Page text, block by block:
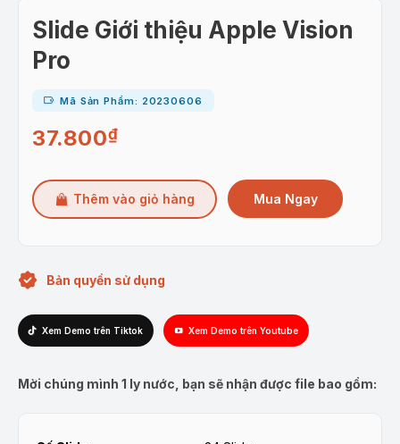
Slide Giới thiệu Apple Vision
Pro
Mã Sản Phẩm: 20230606
37.800₫
Thêm vào giỏ hàng Mua Ngay
Bản quyền sử dụng
Xem Demo trên Tiktok Xem Demo trên Youtube
Mời chúng mình 1 ly nước, bạn sẽ nhận được file bao gồm: